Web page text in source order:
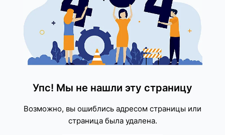
Упс! Мы не нашли эту страницу
Возможно, вы ошиблись адресом страницы или
страница была удалена.